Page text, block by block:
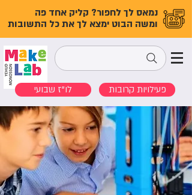
נמאס לך לחפור? קליק אחד פה
ומשה הבוט ימצא לך את כל התשובות
לו"ז שבועי פעילויות קרובות